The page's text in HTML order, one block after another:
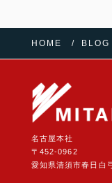
HOME BLOG
名古屋本社
〒452-0962
愛知県清須市春日白